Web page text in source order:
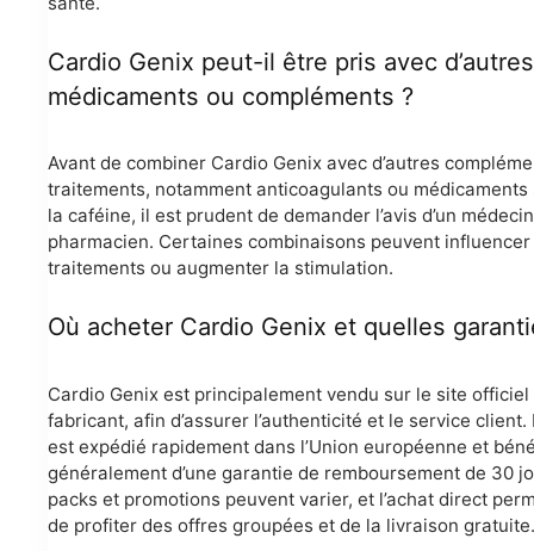
Cardio Genix peut-il être pris avec d’autres
médicaments ou compléments ?
Avant de combiner Cardio Genix avec d’autres
traitements, notamment anticoagulants ou médicaments
la caféine, il est prudent de demander l’avis d’un médecin
pharmacien. Certaines combinaisons peuvent influencer
traitements ou augmenter la stimulation.
Où acheter Cardio Genix et quelles
Cardio Genix est principalement vendu sur le site officiel
fabricant, afin d’assurer l’authenticité et le service client.
est expédié rapidement dans l’Union européenne et
généralement d’une garantie de remboursement de 30
packs et promotions peuvent varier, et l’achat direct
de profiter des offres groupées et de la livraison gratuite.